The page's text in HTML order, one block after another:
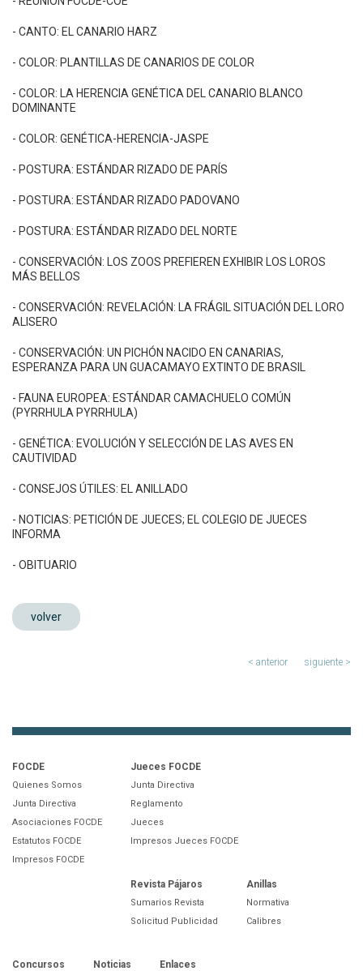
- CANTO: EL CANARIO HARZ
- COLOR: PLANTILLAS DE CANARIOS DE COLOR
- COLOR: LA HERENCIA GENÉTICA DEL CANARIO BLANCO
DOMINANTE
- COLOR: GENÉTICA-HERENCIA-JASPE
- POSTURA: ESTÁNDAR RIZADO DE PARÍS
- POSTURA: ESTÁNDAR RIZADO PADOVANO
- POSTURA: ESTÁNDAR RIZADO DEL NORTE
- CONSERVACIÓN: LOS ZOOS PREFIEREN EXHIBIR LOS LOROS
MÁS BELLOS
- CONSERVACIÓN: REVELACIÓN: LA FRÁGIL SITUACIÓN DEL LORO
ALISERO
- CONSERVACIÓN: UN PICHÓN NACIDO EN CANARIAS,
ESPERANZA PARA UN GUACAMAYO EXTINTO DE BRASIL
- FAUNA EUROPEA: ESTÁNDAR CAMACHUELO COMÚN
(PYRRHULA PYRRHULA)
- GENÉTICA: EVOLUCIÓN Y SELECCIÓN DE LAS AVES EN
CAUTIVIDAD
- CONSEJOS ÚTILES: EL ANILLADO
- NOTICIAS: PETICIÓN DE JUECES; EL COLEGIO DE JUECES
INFORMA
- OBITUARIO
volver
siguiente >
< anterior
FOCDE
Quienes Somos
Junta Directiva
Asociaciones FOCDE
Estatutos FOCDE
Impresos FOCDE
Jueces FOCDE
Junta Directiva
Reglamento
Jueces
Impresos Jueces FOCDE
Revista Pájaros
Sumarios Revista
Solicitud Publicidad
Anillas
Normativa
Calibres
Concursos Noticias Enlaces